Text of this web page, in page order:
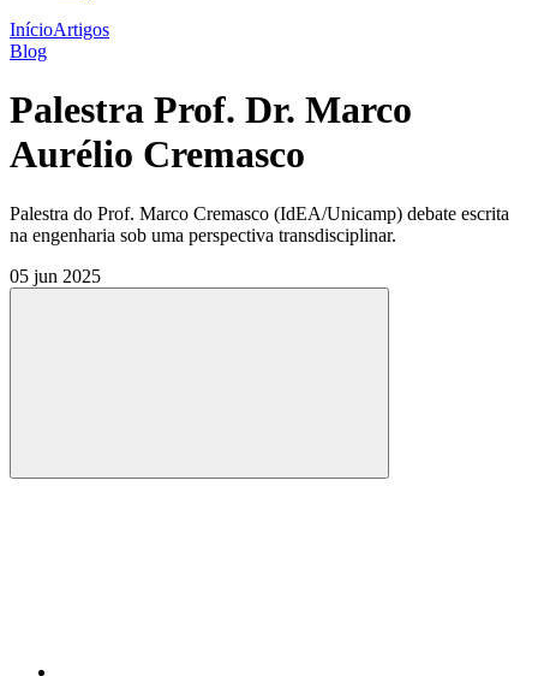
InícioArtigos
Blog
Palestra Prof. Dr. Marco
Aurélio Cremasco
Palestra do Prof. Marco Cremasco (IdEA/Unicamp) debate escrita
na engenharia sob uma perspectiva transdisciplinar.
05 jun 2025
Compartilhar